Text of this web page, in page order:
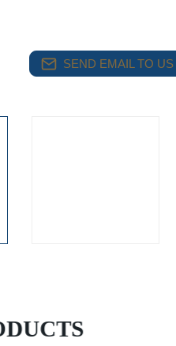
SEND EMAIL TO US